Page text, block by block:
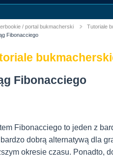
/ portal bukmacherski Tutoriale
Fibonacciego
Fibonacciego
Fibonacciego to jeden z
dobrą alternatywą dla
okresie czasu. Ponadto,